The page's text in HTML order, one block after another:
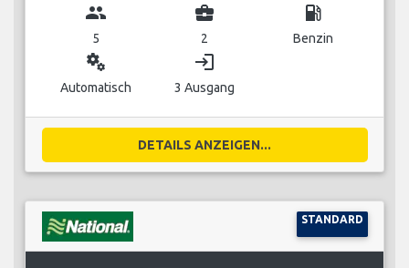
group
5
business_center
2
local_gas_station
Benzin
miscellaneous_services
Automatisch
login
3 Ausgang
DETAILS ANZEIGEN...
STANDARD